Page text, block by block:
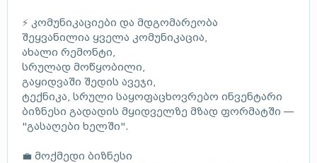
⚡ კომუნიკაციები და მდგომარეობა
შეყვანილია ყველა კომუნიკაცია,
ახალი რემონტი,
სრულად მოწყობილი,
გაყიდვაში შედის ავეჯი,
ტექნიკა, სრული საყოფაცხოვრებო ინვენტარი
ბიზნესი გადადის მყიდველზე მზად ფორმატში —
"გასაღები ხელში".
💼 მოქმედი ბიზნესი